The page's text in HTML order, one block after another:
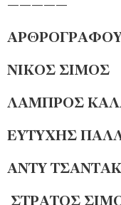
—————
ΝΙΚΟΣ ΣΙΜΟΣ
ΛΑΜΠΡΟΣ
ΕΥΤΥΧΗΣ
ΑΝΤΥ